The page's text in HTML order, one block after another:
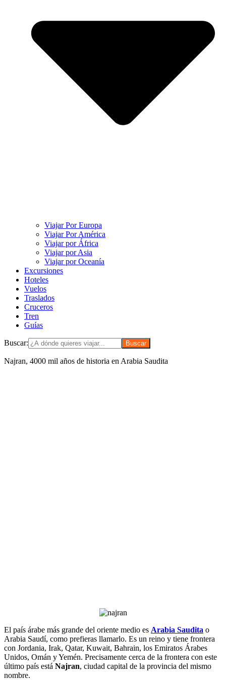
Viajar Por Europa
Viajar Por América
Viajar por África
Viajar por Asia
Viajar por Oceanía
Excursiones
Hoteles
Vuelos
Traslados
Cruceros
Tren
Guías
Buscar:
Najran, 4000 mil años de historia en Arabia Saudita
El país árabe más grande del oriente medio es Arabia Saudita o
Arabia Saudí, como prefieras llamarlo. Es un reino y tiene frontera
con Jordania, Irak, Qatar, Kuwait, Bahrain, los Emiratos Árabes
Unidos, Omán y Yemén. Precisamente cerca de la frontera con este
último país está Najran, ciudad capital de la provincia del mismo
nombre.